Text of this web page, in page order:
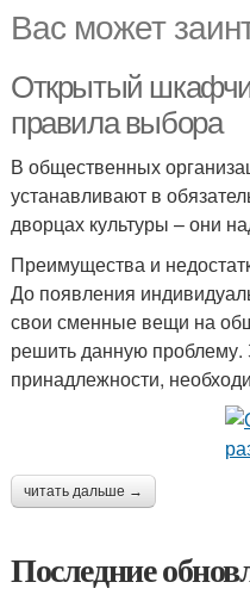
Вас может
Открытый
правила выбора
В общественных
устанавливают в
дворцах культуры – они
Преимущества и
До появления
свои сменные вещи на
решить данную проблему.
принадлежности,
читать дальше →
Последние